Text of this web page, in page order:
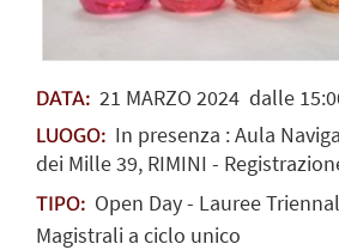
DATA: 21 MARZO 2024dalle
LUOGO: In presenza : Aula
dei Mille 39, RIMINI -
TIPO: Open Day - Lauree
Magistrali a ciclo unico